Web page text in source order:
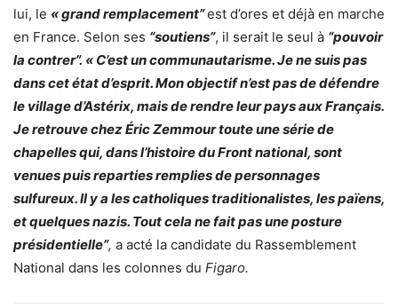
lui, le « grand remplacement”est d’ores et déjà en marche
en France. Selon ses “soutiens”, il serait le seul à “pouvoir
la contrer”. « C’est un communautarisme. Je ne suis pas
dans cet état d’esprit. Mon objectif n’est pas de défendre
le village d’Astérix, mais de rendre leur pays aux Français.
Je retrouve chez Éric Zemmour toute une série de
chapelles qui, dans l’histoire du Front national, sont
venues puis reparties remplies de personnages
sulfureux. Il y a les catholiques traditionalistes, les païens,
et quelques nazis. Tout cela ne fait pas une posture
présidentielle”, a acté la candidate du Rassemblement
National dans les colonnes du Figaro.